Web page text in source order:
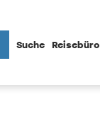
Suche Reisebüro